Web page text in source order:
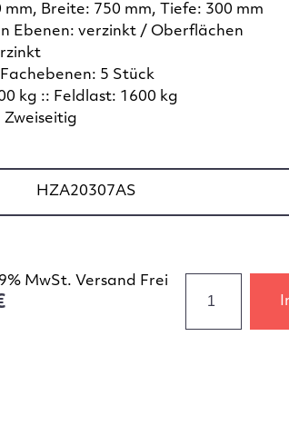
mm, Breite: 750 mm, Tiefe: 300 mm
Ebenen: verzinkt / Oberflächen
5 Stück
kg :: Feldlast: 1600 kg
Zweiseitig
HZA20307AS
MwSt. Versand Frei